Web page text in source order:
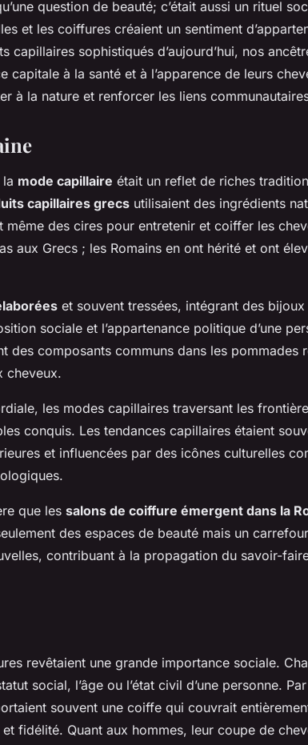
question de beauté; c’était aussi un rituel
et les coiffures créaient un sentiment
capillaires sophistiqués d’aujourd’hui, nos
capitale à la santé et à l’apparence de leurs
à la nature et renforcer les liens
mode capillaire était un reflet de riches
capillaires grecs utilisaient des ingrédients
même des cires pour entretenir et coiffer les
aux Grecs ; les Romains en ont hérité et ont
et souvent tressées, intégrant des bijoux
sociale et l’appartenance politique d’une
des composants communs dans les pommades
cheveux.
les modes capillaires traversant les
conquis. Les tendances capillaires étaient
et influencées par des icônes culturelles
que les salons de coiffure émergent dans la
des espaces de beauté mais un
contribuant à la propagation du savoir-
revêtaient une grande importance sociale.
social, l’âge ou l’état civil d’une personne. Par
souvent une coiffe qui couvrait
fidélité. Quant aux hommes, leur coupe de